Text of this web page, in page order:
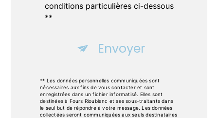
conditions particulières ci-dessous
**
Envoyer
** Les données personnelles communiquées sont
nécessaires aux fins de vous contacter et sont
enregistrées dans un fichier informatisé. Elles sont
destinées à Fours Rioublanc et ses sous-traitants dans
le seul but de répondre à votre message. Les données
collectées seront communiquées aux seuls destinataires